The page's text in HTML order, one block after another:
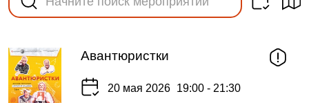
Авантюристки
20 мая 2026 19:00 - 21:30